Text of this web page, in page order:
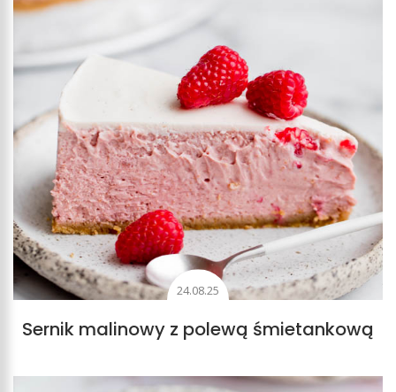
24.08.25
Sernik malinowy z polewą śmietankową